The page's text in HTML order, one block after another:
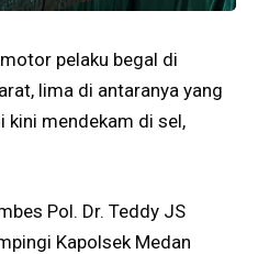
pelaku begal di
lima di antaranya yang
kini mendekam di sel,
Pol. Dr. Teddy JS
Kapolsek Medan